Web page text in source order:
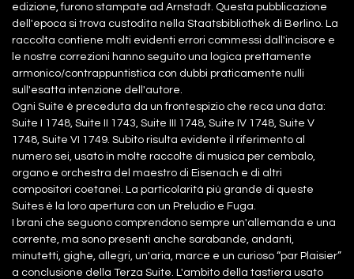
edizione, furono stampate ad Arnstadt. Questa pubblicazione
dell'epoca si trova custodita nella Staatsbibliothek di Berlino. La
raccolta contiene molti evidenti errori commessi dall'incisore e
le nostre correzioni hanno seguito una logica prettamente
armonico/contrappuntistica con dubbi praticamente nulli
sull'esatta intenzione dell'autore.
Ogni Suite è preceduta da un frontespizio che reca una data:
Suite I 1748, Suite II 1743, Suite III 1748, Suite IV 1748, Suite V
1748, Suite VI 1749. Subito risulta evidente il riferimento al
numero sei, usato in molte raccolte di musica per cembalo,
organo e orchestra del maestro di Eisenach e di altri
compositori coetanei. La particolarità più grande di queste
Suites è la loro apertura con un Preludio e Fuga.
I brani che seguono comprendono sempre un'allemanda e una
corrente, ma sono presenti anche sarabande, andanti,
minutetti, gighe, allegri, un'aria, marce e un curioso “par Plaisier”
a conclusione della Terza Suite. L'ambito della tastiera usato